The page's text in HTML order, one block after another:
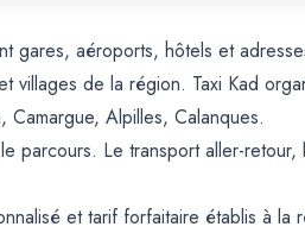
gares, aéroports, hôtels et
villages de la région. Taxi Kad
Alpilles, Calanques.
parcours. Le transport aller-retour,
et tarif forfaitaire établis à la